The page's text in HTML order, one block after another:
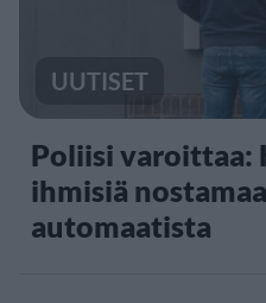
UUTISET
Poliisi
ihmisiä
automaatista